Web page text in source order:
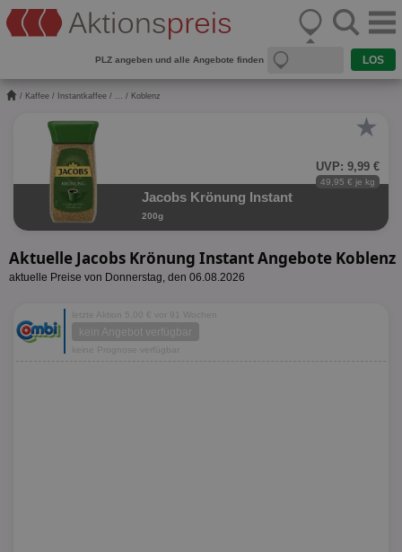
PLZ angeben und alle Angebote finden
/ Kaffee / Instantkaffee / ... / Koblenz
★
UVP: 9,99 €
49,95 € je kg
Jacobs Krönung Instant
200g
Aktuelle Jacobs Krönung Instant Angebote Koblenz
aktuelle Preise von Donnerstag, den 06.08.2026
letzte Aktion 5,00 € vor 91 Wochen
kein Angebot verfügbar
keine Prognose verfügbar